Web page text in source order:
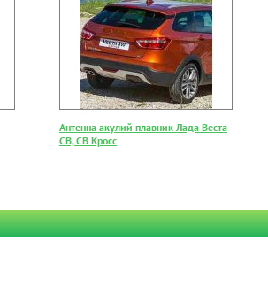
Антенна акулий плавник Лада Веста
СВ, СВ Кросс